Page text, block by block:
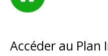
Accéder au